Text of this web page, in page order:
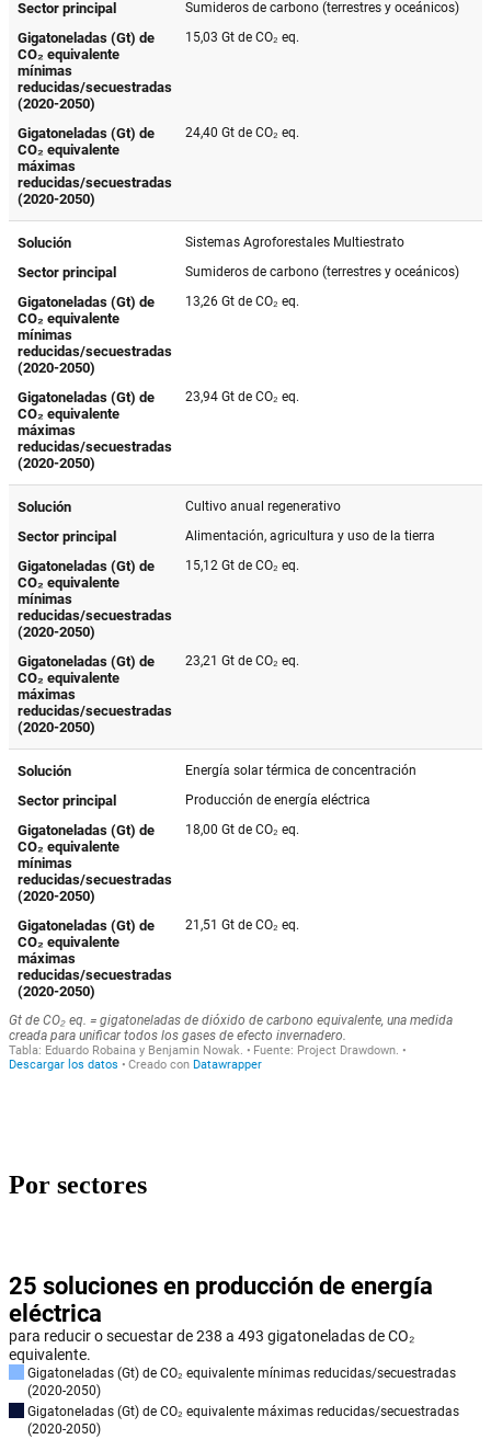
Por sectores